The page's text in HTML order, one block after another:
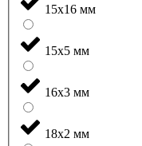
15x16 мм
15x5 мм
16x3 мм
18x2 мм